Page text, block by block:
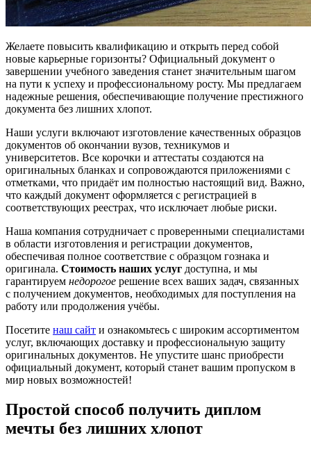
Желаете повысить квалификацию и открыть перед собой
новые карьерные горизонты? Официальный документ о
завершении учебного заведения станет значительным шагом
на пути к успеху и профессиональному росту. Мы предлагаем
надежные решения, обеспечивающие получение престижного
документа без лишних хлопот.
Наши услуги включают изготовление качественных образцов
документов об окончании вузов, техникумов и
университетов. Все корочки и аттестаты создаются на
оригинальных бланках и сопровождаются приложениями с
отметками, что придаёт им полностью настоящий вид. Важно,
что каждый документ оформляется с регистрацией в
соответствующих реестрах, что исключает любые риски.
Наша компания сотрудничает с проверенными специалистами
в области изготовления и регистрации документов,
обеспечивая полное соответствие с образцом гознака и
оригинала. Стоимость наших услуг доступна, и мы
гарантируем недорогое решение всех ваших задач, связанных
с получением документов, необходимых для поступления на
работу или продолжения учёбы.
Посетите наш сайт и ознакомьтесь с широким ассортиментом
услуг, включающих доставку и профессиональную защиту
оригинальных документов. Не упустите шанс приобрести
официальный документ, который станет вашим пропуском в
мир новых возможностей!
Простой способ получить диплом
мечты без лишних хлопот